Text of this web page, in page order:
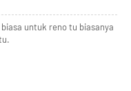
untuk reno tu biasanya